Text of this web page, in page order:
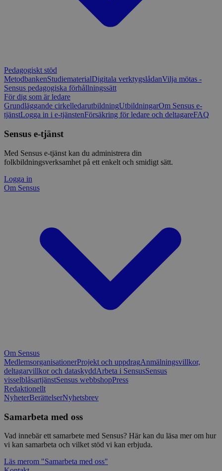
Pedagogiskt stöd
MetodbankenStudiematerialDigitala verktygslådanVilja mötas -
Sensus pedagogiska förhållningssätt
För dig som är ledare
Grundläggande cirkelledarutbildningUtbildningarOm Sensus e-
tjänstLogga in i e-tjänstenFörsäkring för ledare och deltagareFAQ
Sensus e-tjänst
Med Sensus e-tjänst kan du administrera din
folkbildningsverksamhet på ett enkelt och smidigt sätt.
Logga in
Om Sensus
Om Sensus
MedlemsorganisationerProjekt och uppdragAnmälningsvillkor,
deltagarvillkor och dataskyddArbeta i SensusSensus
visselblåsartjänstSensus webbshopPress
Redaktionellt
NyheterBerättelserNyhetsbrev
Samarbeta med oss
Vad innebär ett samarbete med Sensus? Här kan du läsa mer om hur
vi kan samarbeta och vilket stöd vi kan erbjuda.
Läs merom "Samarbeta med oss"